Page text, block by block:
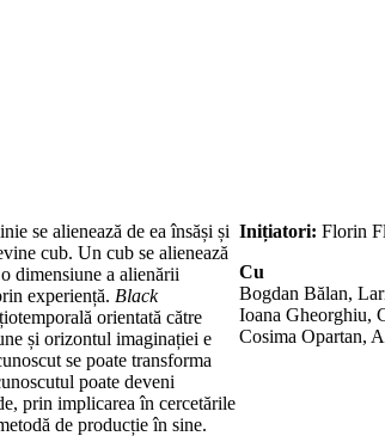
se alienează de ea însăși și
cub. Un cub se alienează
dimensiune a alienării
experiență. Black
orientată către
și orizontul imaginației e
se poate transforma
poate deveni
prin implicarea în cercetările
de producție în sine.
Inițiatori: Florin
Cu
Bogdan Bălan,
Ioana Gheorghiu,
Cosima Opartan,